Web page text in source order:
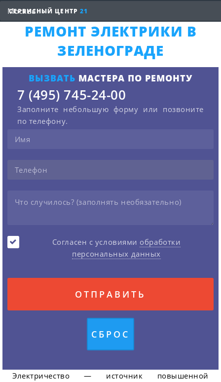
СЕРВИСНЫЙ ЦЕНТР 21
РЕМОНТ ЭЛЕКТРИКИ В
ЗЕЛЕНОГРАДЕ
ВЫЗВАТЬ МАСТЕРА ПО РЕМОНТУ
7 (495) 745-24-00
Заполните небольшую форму или позвоните
по телефону.
Согласен с условиями обработки
персональных данных
Электричество — источник повышенной